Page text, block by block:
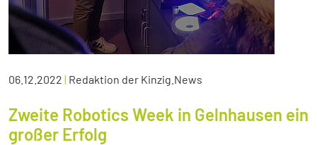
06.12.2022 | Redaktion der Kinzig.News
Zweite Robotics Week in Gelnhausen ein
großer Erfolg